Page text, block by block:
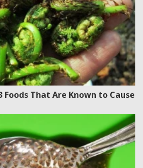
Foods That Are Known to Cause